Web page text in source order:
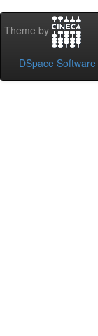
Theme by
DSpace Software